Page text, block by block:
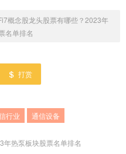
概念股龙头股票有哪些？2023年
名单排名
打赏
行业 通信设备
热泵板块股票名单排名